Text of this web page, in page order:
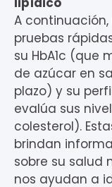
A
pruebas
su HbA1c (que
de azúcar en
plazo) y su
evalúa sus
colesterol).
brindan
sobre su salud
nos ayudan a